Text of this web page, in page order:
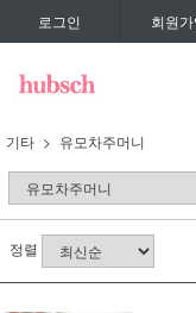
로그인 회원
기타 유모차주머니
정렬